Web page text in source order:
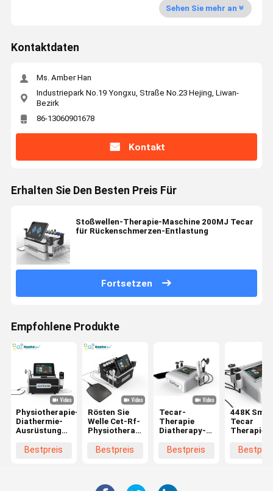
Sehen Sie mehr an
Kontaktdaten
Ms. Amber Han
Industriepark No.19 Yongxu, Straße No.23 Hejing, Liwan-
Bezirk
86-13060901678
Kontakt
Erhalten Sie Den Besten Preis Für
Stoßwellen-Therapie-Maschine 200MJ Tecar
für Rückenschmerzen-Entlastung
Fortsetzen
Empfohlene Produkte
Physiotherapie-
Diathermie-
Ausrüstungs-
Druckwelle
Bestpreis
Rösten Sie
Welle Cet-Rf-
Physiotherapie-
Schmerzlinderungs-
Bestpreis
Tecar-
Therapie
Diatherapy-
Maschine mit
Bestpreis
448K
Tecar
RF CET